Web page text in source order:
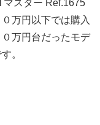
マスター Ref.1675
万円以下では購入
万円台だったモデ
。